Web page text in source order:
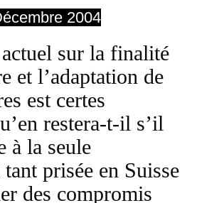
2004
sur la finalité
et l’adaptation de
est certes
restera-t-il s’il
à la seule
prisée en Suisse
des compromis